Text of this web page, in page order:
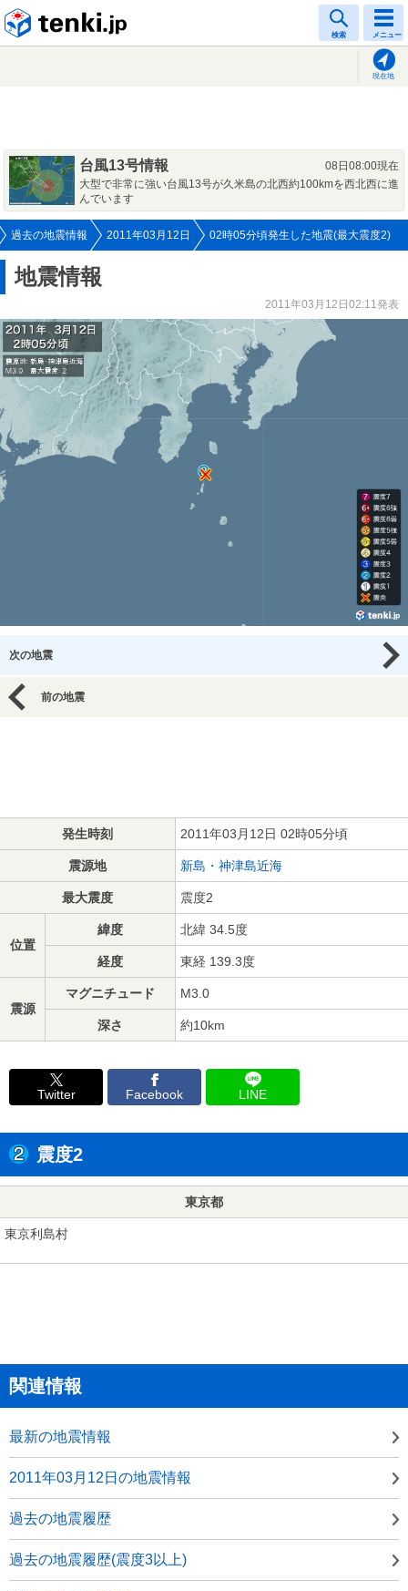
検索 メニュー
現在地
台風13号情報
08日08:00現在
大型で非常に強い台風13号が久米島の北西約100kmを西北西に進
んでいます
過去の地震情報 2011年03月12日 02時05分頃発生した地震(最大震度2)
地震情報
2011年03月12日02:11発表
次の地震
前の地震
発生時刻 2011年03月12日 02時05分頃
震源地 新島・神津島近海
最大震度 震度2
位置
緯度 北緯 34.5度
経度 東経 139.3度
震源
マグニチュード M3.0
深さ 約10km
Twitter Facebook LINE
震度2
東京都
東京利島村
関連情報
最新の地震情報
2011年03月12日の地震情報
過去の地震履歴
過去の地震履歴(震度3以上)